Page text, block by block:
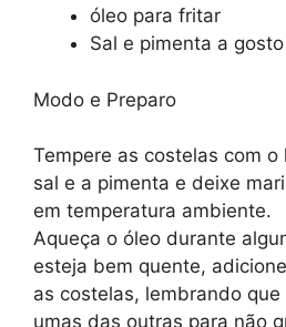
óleo para fritar
Sal e pimenta a gosto
Modo e Preparo
Tempere as costelas com
sal e a pimenta e deixe
em temperatura ambiente.
Aqueça o óleo durante
esteja bem quente,
as costelas, lembrando
umas das outras para não